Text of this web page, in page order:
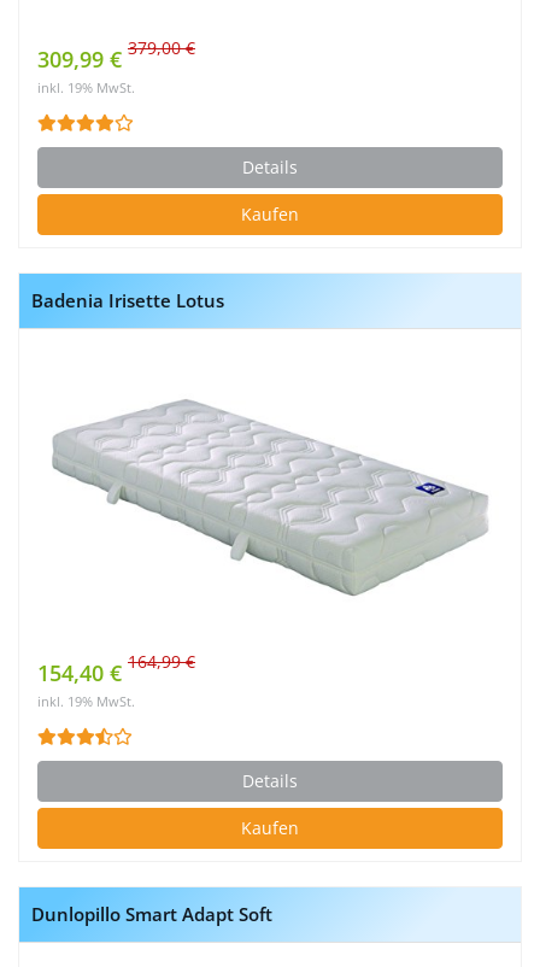
309,99 € 379,00 €
inkl. 19% MwSt.
Details
Kaufen
Badenia Irisette Lotus
154,40 € 164,99 €
inkl. 19% MwSt.
Details
Kaufen
Dunlopillo Smart Adapt Soft